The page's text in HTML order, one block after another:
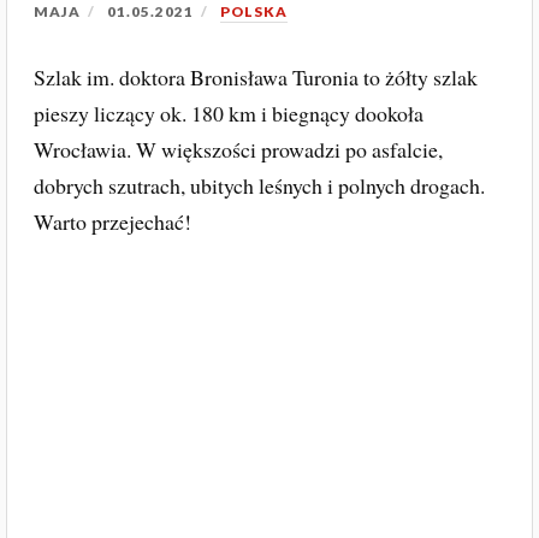
MAJA 01.05.2021 POLSKA
Szlak im. doktora Bronisława Turonia to żółty szlak
pieszy liczący ok. 180 km i biegnący dookoła
Wrocławia. W większości prowadzi po asfalcie,
dobrych szutrach, ubitych leśnych i polnych drogach.
Warto przejechać!